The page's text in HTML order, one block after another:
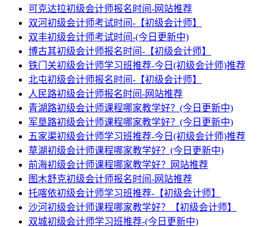
可克达拉初级会计师报名时间-网站推荐
双河初级会计师考试时间-【初级会计师】
双丰初级会计师考试时间-(今日更新中)
博古其初级会计师报名时间-【初级会计师】
铁门关初级会计师学习班推荐-今日(初级会计师)推荐
北屯初级会计师报名时间-【初级会计师】
人民路初级会计师报名时间-网站推荐
青湖路初级会计师课程哪家教学好？(今日更新中)
军垦路初级会计师课程哪家教学好？(今日更新中)
五家渠初级会计师学习班推荐-今日(初级会计师)推荐
草湖初级会计师课程哪家教学好？(今日更新中)
前海初级会计师课程哪家教学好？网站推荐
图木舒克初级会计师报名时间-网站推荐
托喀依初级会计师学习班推荐-【初级会计师】
沙河初级会计师课程哪家教学好？【初级会计师】
双城初级会计师学习班推荐-(今日更新中)